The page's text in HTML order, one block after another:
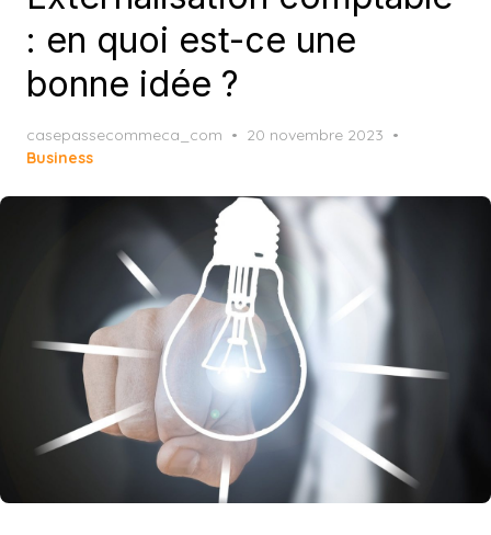
: en quoi est-ce une
bonne idée ?
casepassecommeca_com
Posted
20 novembre 2023
Business